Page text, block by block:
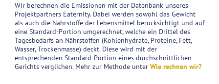
Wir berechnen die Emissionen mit der Datenbank unseres
Projektpartners Eaternity. Dabei werden sowohl das Gewicht
als auch die Nährstoffe der Lebensmittel berücksichtigt und auf
eine Standard-Portion umgerechnet, welche ein Drittel des
Tagesbedarfs an Nährstoffen (Kohlenhydrate, Proteine, Fett,
Wasser, Trockenmasse) deckt. Diese wird mit der
entsprechenden Standard-Portion eines durchschnittlichen
Gerichts verglichen. Mehr zur Methode unter Wie rechnen wir?